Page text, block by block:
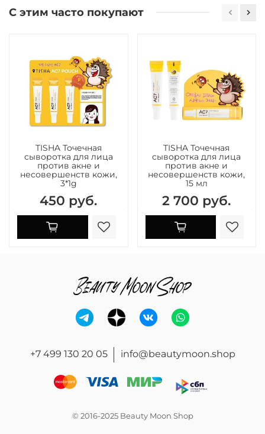
С этим часто покупают
TISHA Точечная
сыворотка для лица
против акне и
несовершенств кожи,
3*1g
450 руб.
TISHA Точечная
сыворотка для лица
против акне и
несовершенств кожи,
15 мл
2 700 руб.
+7 499 130 20 05 info@beautymoon.shop
© 2016-2025 Beauty Moon Shop